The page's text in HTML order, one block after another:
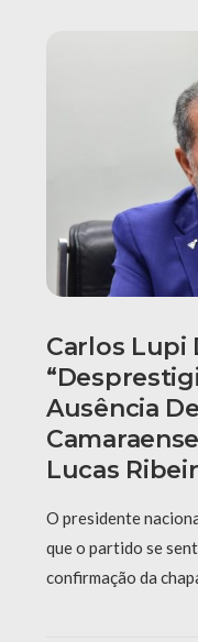
Carlos Lupi
Ausência
Lucas
O presidente
que o partido se
confirmação da